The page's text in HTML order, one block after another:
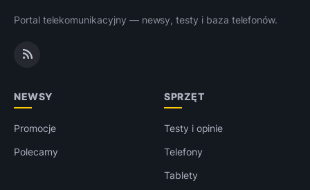
Portal telekomunikacyjny — newsy, testy i baza telefonów.
NEWSY
Promocje
Polecamy
SPRZĘT
Testy i opinie
Telefony
Tablety